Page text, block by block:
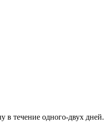
в течение одного-двух дней.